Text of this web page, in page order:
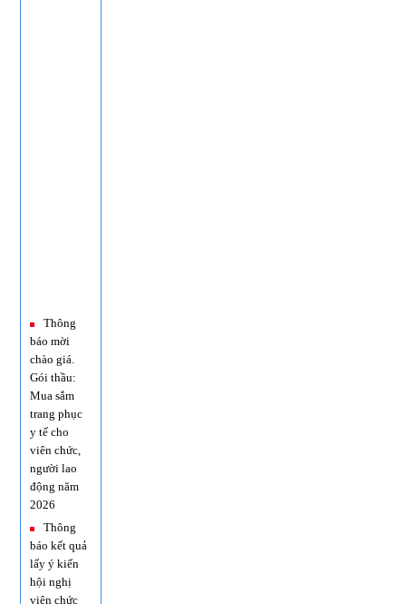
báo mời
chào giá.
Gói thầu:
Mua sắm
trang phục
y tế cho
viên chức,
người lao
động năm
2026
Thông
báo kết quả
lấy ý kiến
hội nghị
viên chức
đối với 03